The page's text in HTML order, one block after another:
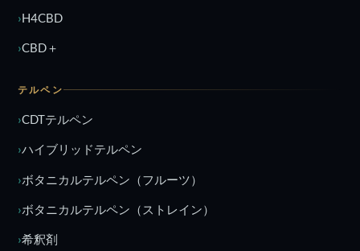
H4CBD
CBD＋
テルペン
CDTテルペン
ハイブリッドテルペン
ボタニカルテルペン（フルーツ）
ボタニカルテルペン（ストレイン）
希釈剤